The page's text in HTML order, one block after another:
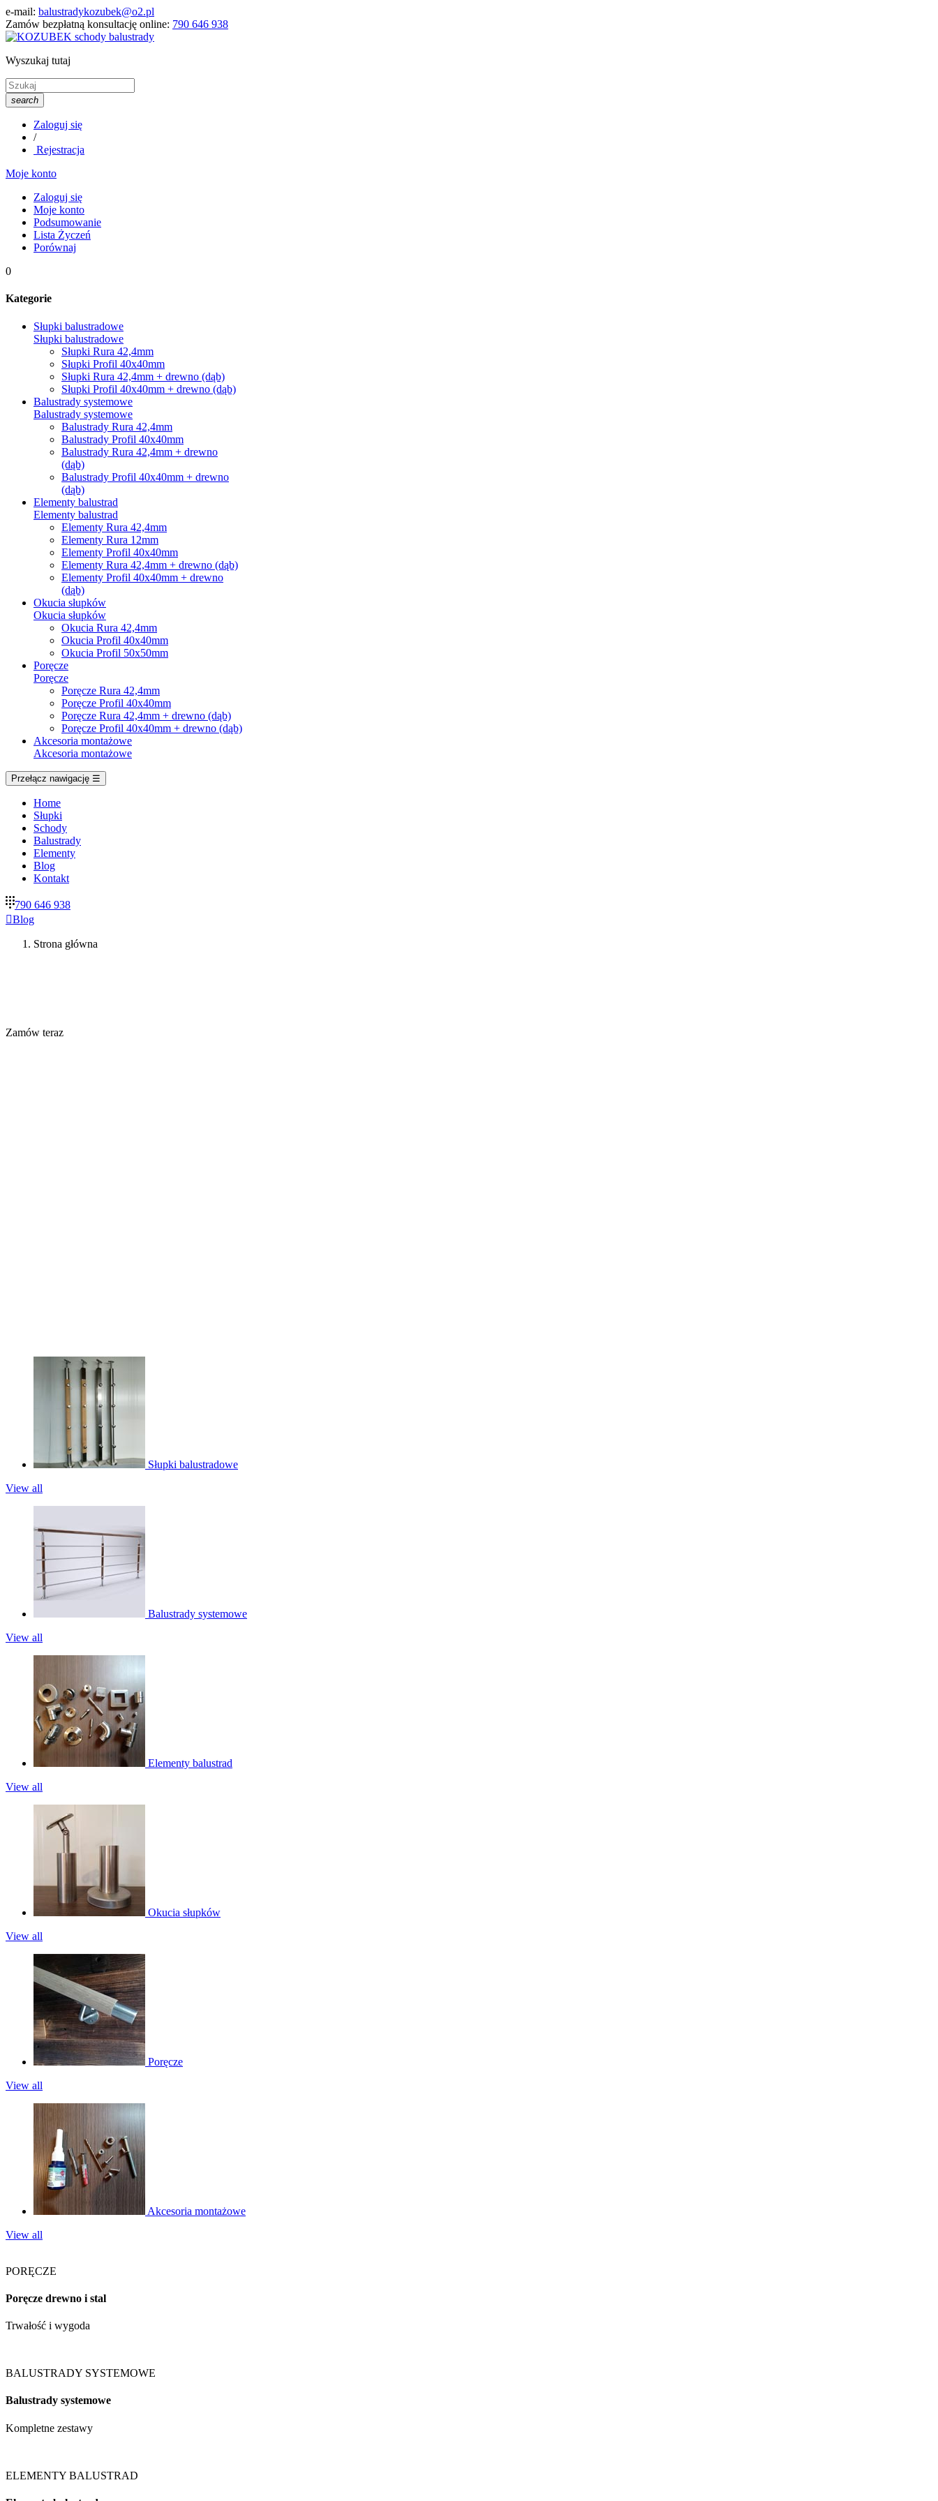
e-mail: balustradykozubek@o2.pl
Zamów bezpłatną konsultację online: 790 646 938
Wyszukaj tutaj
search
Zaloguj się
/
Rejestracja
Moje konto
Zaloguj się
Moje konto
Podsumowanie
Lista Życzeń
Porównaj
0
Kategorie
Słupki balustradowe
Słupki balustradowe
Słupki Rura 42,4mm
Słupki Profil 40x40mm
Słupki Rura 42,4mm + drewno (dąb)
Słupki Profil 40x40mm + drewno (dąb)
Balustrady systemowe
Balustrady systemowe
Balustrady Rura 42,4mm
Balustrady Profil 40x40mm
Balustrady Rura 42,4mm + drewno
(dąb)
Balustrady Profil 40x40mm + drewno
(dąb)
Elementy balustrad
Elementy balustrad
Elementy Rura 42,4mm
Elementy Rura 12mm
Elementy Profil 40x40mm
Elementy Rura 42,4mm + drewno (dąb)
Elementy Profil 40x40mm + drewno
(dąb)
Okucia słupków
Okucia słupków
Okucia Rura 42,4mm
Okucia Profil 40x40mm
Okucia Profil 50x50mm
Poręcze
Poręcze
Poręcze Rura 42,4mm
Poręcze Profil 40x40mm
Poręcze Rura 42,4mm + drewno (dąb)
Poręcze Profil 40x40mm + drewno (dąb)
Akcesoria montażowe
Akcesoria montażowe
Przełącz nawigację ☰
Home
Słupki
Schody
Balustrady
Elementy
Blog
Kontakt
790 646 938
Blog
Strona główna
Zamów teraz
Słupki balustradowe
View all
Balustrady systemowe
View all
Elementy balustrad
View all
Okucia słupków
View all
Poręcze
View all
Akcesoria montażowe
View all
PORĘCZE
Poręcze drewno i stal
Trwałość i wygoda
BALUSTRADY SYSTEMOWE
Balustrady systemowe
Kompletne zestawy
ELEMENTY BALUSTRAD